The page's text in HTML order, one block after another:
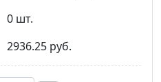
0 шт.
2936.25 руб.